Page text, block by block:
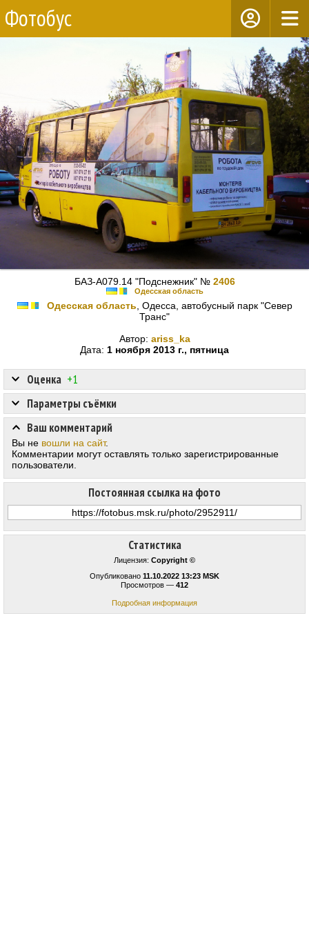
Фотобус
БАЗ-А079.14 "Подснежник" № 2406
Одесская область
Одесская область , Одесса, автобусный парк "Север
Транс"
Автор: ariss_ka
Дата: 1 ноября 2013 г., пятница
Статистика
Лицензия: Copyright ©
Опубликовано 11.10.2022 13:23 MSK
Просмотров — 412
Подробная информация
Оценка +1
Постоянная ссылка на фото
Параметры съёмки
Ваш комментарий
Вы не вошли на сайт.
Комментарии могут оставлять только зарегистрированные
пользователи.